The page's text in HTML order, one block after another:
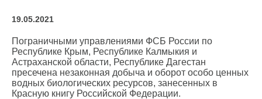
19.05.2021
Пограничными управлениями ФСБ России по
Республике Крым, Республике Калмыкия и
Астраханской области, Республике Дагестан
пресечена незаконная добыча и оборот особо ценных
водных биологических ресурсов, занесенных в
Красную книгу Российской Федерации.